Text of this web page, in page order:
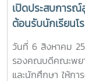
เปิดประสบการ
ต้อนรับนักเรียน
"Future Nurse
วันที่ 6 สิงหาคม
รองคณบดีคณะพย
และนักศึกษา ให้กา